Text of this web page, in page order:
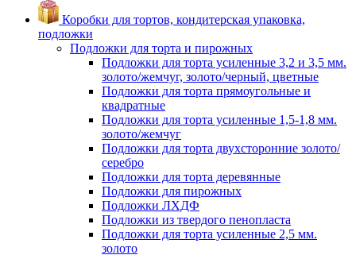
Коробки для тортов, кондитерская упаковка,
подложки
Подложки для торта и пирожных
Подложки для торта усиленные 3,2 и 3,5 мм.
золото/жемчуг, золото/черный, цветные
Подложки для торта прямоугольные и
квадратные
Подложки для торта усиленные 1,5-1,8 мм.
золото/жемчуг
Подложки для торта двухсторонние золото/
серебро
Подложки для торта деревянные
Подложки для пирожных
Подложки ЛХДФ
Подложки из твердого пенопласта
Подложки для торта усиленные 2,5 мм.
золото